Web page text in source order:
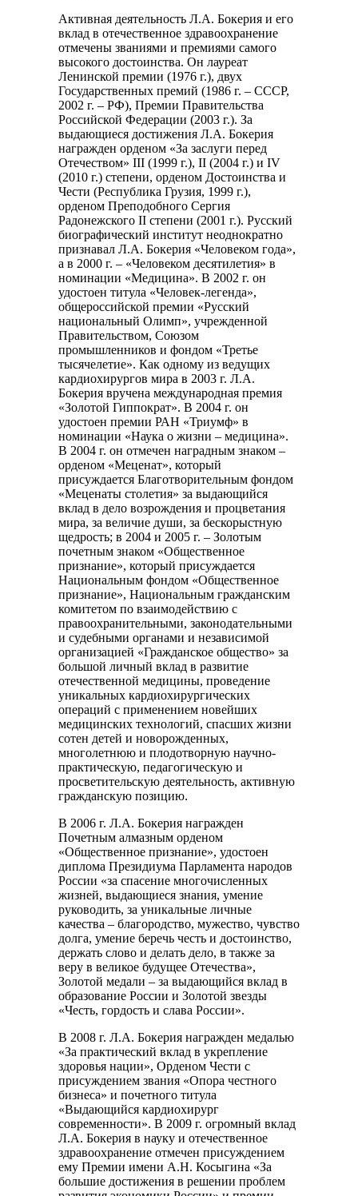
Активная деятельность Л.А. Бокерия и его
вклад в отечественное здравоохранение
отмечены званиями и премиями самого
высокого достоинства. Он лауреат
Ленинской премии (1976 г.), двух
Государственных премий (1986 г. – СССР,
2002 г. – РФ), Премии Правительства
Российской Федерации (2003 г.). За
выдающиеся достижения Л.А. Бокерия
награжден орденом «За заслуги перед
Отечеством» III (1999 г.), II (2004 г.) и IV
(2010 г.) степени, орденом Достоинства и
Чести (Республика Грузия, 1999 г.),
орденом Преподобного Сергия
Радонежского II степени (2001 г.). Русский
биографический институт неоднократно
признавал Л.А. Бокерия «Человеком года»,
а в 2000 г. – «Человеком десятилетия» в
номинации «Медицина». В 2002 г. он
удостоен титула «Человек-легенда»,
общероссийской премии «Русский
национальный Олимп», учрежденной
Правительством, Союзом
промышленников и фондом «Третье
тысячелетие». Как одному из ведущих
кардиохирургов мира в 2003 г. Л.А.
Бокерия вручена международная премия
«Золотой Гиппократ». В 2004 г. он
удостоен премии РАН «Триумф» в
номинации «Наука о жизни – медицина».
В 2004 г. он отмечен наградным знаком –
орденом «Меценат», который
присуждается Благотворительным фондом
«Меценаты столетия» за выдающийся
вклад в дело возрождения и процветания
мира, за величие души, за бескорыстную
щедрость; в 2004 и 2005 г. – Золотым
почетным знаком «Общественное
признание», который присуждается
Национальным фондом «Общественное
признание», Национальным гражданским
комитетом по взаимодействию с
правоохранительными, законодательными
и судебными органами и независимой
организацией «Гражданское общество» за
большой личный вклад в развитие
отечественной медицины, проведение
уникальных кардиохирургических
операций с применением новейших
медицинских технологий, спасших жизни
сотен детей и новорожденных,
многолетнюю и плодотворную научно-
практическую, педагогическую и
просветительскую деятельность, активную
гражданскую позицию.
В 2006 г. Л.А. Бокерия награжден
Почетным алмазным орденом
«Общественное признание», удостоен
диплома Президиума Парламента народов
России «за спасение многочисленных
жизней, выдающиеся знания, умение
руководить, за уникальные личные
качества – благородство, мужество, чувство
долга, умение беречь честь и достоинство,
держать слово и делать дело, в также за
веру в великое будущее Отечества»,
Золотой медали – за выдающийся вклад в
образование России и Золотой звезды
«Честь, гордость и слава России».
В 2008 г. Л.А. Бокерия награжден медалью
«За практический вклад в укрепление
здоровья нации», Орденом Чести с
присуждением звания «Опора честного
бизнеса» и почетного титула
«Выдающийся кардиохирург
современности». В 2009 г. огромный вклад
Л.А. Бокерия в науку и отечественное
здравоохранение отмечен присуждением
ему Премии имени А.Н. Косыгина «За
большие достижения в решении проблем